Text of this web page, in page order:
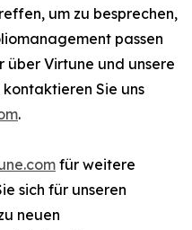
um zu besprechen,
passen
über Virtune und unsere
Sie uns
.
für weitere
sich für unseren
neuen